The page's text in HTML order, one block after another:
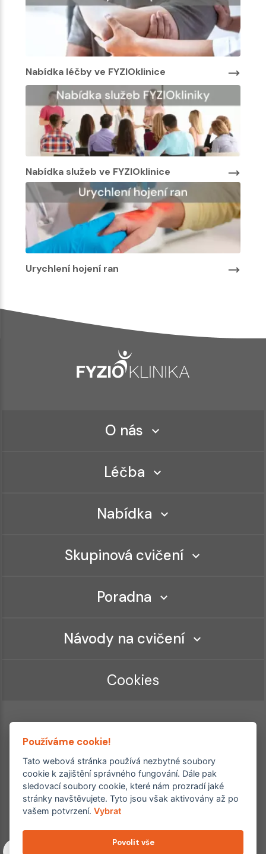
Nabídka léčby ve FYZIOklinice
Nabídka služeb ve FYZIOklinice
Urychlení hojení ran
O nás
Léčba
Nabídka
Skupinová cvičení
Poradna
Návody na cvičení
Cookies
Ordinace roku
Rehabilitační ordinace
2. místo – 2017/2019
Copyright © 2011–2026 FYZIOklinika s.r.o.
Používáme cookie!
Tato webová stránka používá nezbytné soubory
cookie k zajištění správného fungování. Dále pak
sledovací soubory cookie, které nám prozradí jaké
stránky navštěvujete. Tyto jsou však aktivovány až po
vašem potvrzení.Vybrat
Povolit vše